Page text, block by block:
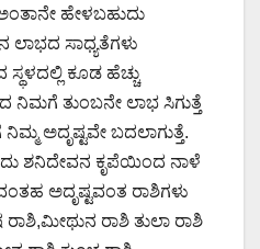
ಹೇಳಬಹುದು
ಲಾಭದ ಸಾಧ್ಯತೆಗಳು
ಕೂಡ ಹೆಚ್ಚು
ತುಂಬನೇ ಲಾಭ ಸಿಗುತ್ತೆ
ಅದೃಷ್ಟವೇ ಬದಲಾಗುತ್ತೆ.
ಶನಿದೇವನ ಕೃಪೆಯಿಂದ ನಾಳೆ
ಅದೃಷ್ಟವಂತ ರಾಶಿಗಳು
ರಾಶಿ ತುಲಾ ರಾಶಿ